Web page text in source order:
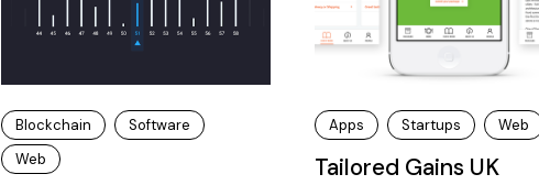
Blockchain
Software
Web
Apps Startups Web
Tailored Gains UK